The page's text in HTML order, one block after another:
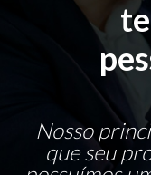
Nosso
que seu